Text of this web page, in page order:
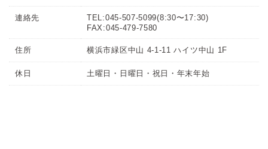
連絡先 TEL:045-507-5099(8:30〜17:30)
FAX:045-479-7580
住所 横浜市緑区中山 4-1-11 ハイツ中山 1F
休日 土曜日・日曜日・祝日・年末年始